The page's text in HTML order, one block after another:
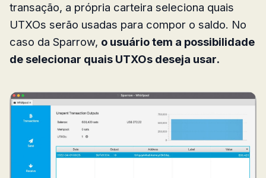
transação, a própria carteira seleciona quais
UTXOs serão usadas para compor o saldo. No
caso da Sparrow, o usuário tem a possibilidade
de selecionar quais UTXOs deseja usar.